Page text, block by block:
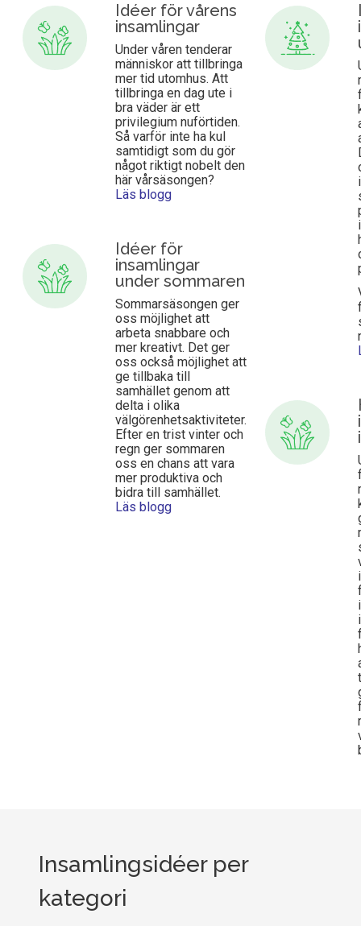
Idéer för vårens
insamlingar
Under våren tenderar
människor att tillbringa
mer tid utomhus. Att
tillbringa en dag ute i
bra väder är ett
privilegium nuförtiden.
Så varför inte ha kul
samtidigt som du gör
något riktigt nobelt den
här vårsäsongen?
Läs blogg
Idéer för
insamlingar
under sommaren
Sommarsäsongen ger
oss möjlighet att
arbeta snabbare och
mer kreativt. Det ger
oss också möjlighet att
ge tillbaka till
samhället genom att
delta i olika
välgörenhetsaktiviteter.
Efter en trist vinter och
regn ger sommaren
oss en chans att vara
mer produktiva och
bidra till samhället.
Läs blogg
Insamlingsidéer per
kategori